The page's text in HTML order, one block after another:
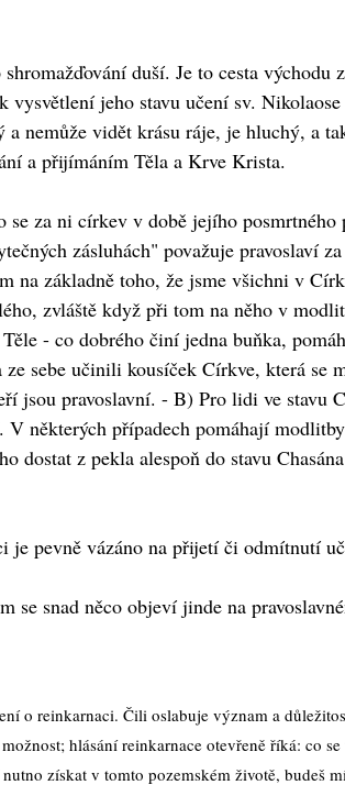
duší. Je to cesta
jeho stavu učení sv.
nemůže vidět krásu ráje, je hluchý, a
a přijímáním Těla a Krve Krista.
za ni církev v době jejího
zásluhách" považuje pravoslaví
základně toho, že jsme všichni v
zvláště když při tom na něho v
- co dobrého činí jedna buňka,
sebe učinili kousíček Církve, která
jsou pravoslavní. - B) Pro lidi ve stavu
některých případech pomáhají
dostat z pekla alespoň do stavu
pevně vázáno na přijetí či odmítnutí
snad něco objeví jinde na
o reinkarnaci. Čili oslabuje význam a
hlásání reinkarnace otevřeně říká: co
získat v tomto pozemském životě, budeš